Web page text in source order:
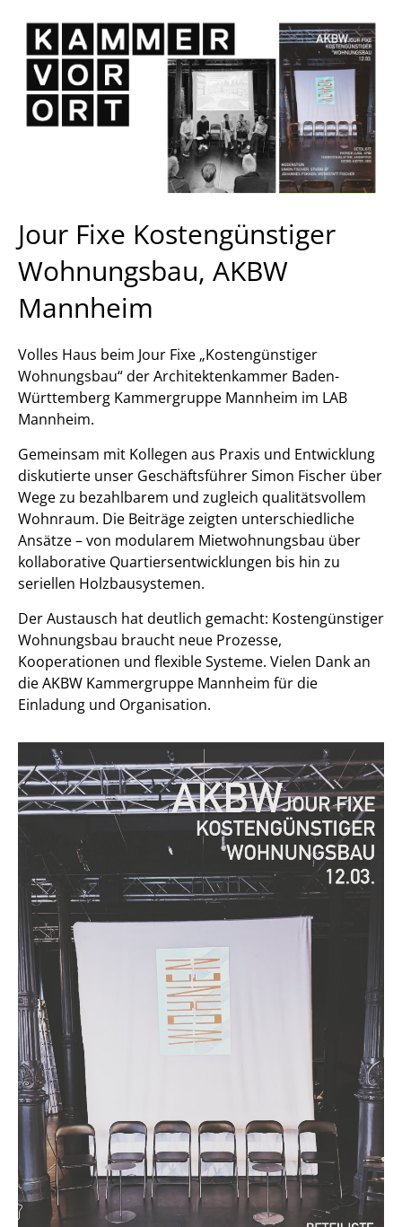
Jour Fixe Kostengünstiger
Wohnungsbau, AKBW
Mannheim
Volles Haus beim Jour Fixe „Kostengünstiger
Wohnungsbau“ der Architektenkammer Baden-
Württemberg Kammergruppe Mannheim im LAB
Mannheim.
Gemeinsam mit Kollegen aus Praxis und Entwicklung
diskutierte unser Geschäftsführer Simon Fischer über
Wege zu bezahlbarem und zugleich qualitätsvollem
Wohnraum. Die Beiträge zeigten unterschiedliche
Ansätze – von modularem Mietwohnungsbau über
kollaborative Quartiersentwicklungen bis hin zu
seriellen Holzbausystemen.
Der Austausch hat deutlich gemacht: Kostengünstiger
Wohnungsbau braucht neue Prozesse,
Kooperationen und flexible Systeme. Vielen Dank an
die AKBW Kammergruppe Mannheim für die
Einladung und Organisation.
Aktueller Beitrag:
2. Preis, Neubau am Schützenplatz in
Jerxheim
Jubiläumsbroschüre 2013-2023